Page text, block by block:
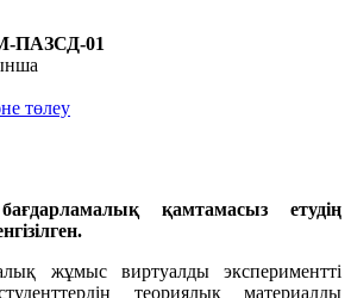
ПАЗСД-01
төлеу
қамтамасыз етудің
жұмыс виртуалды экспериментті
теориялық материалды